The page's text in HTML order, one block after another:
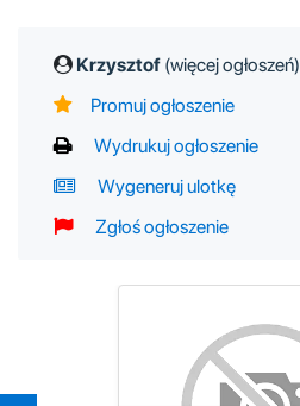
Krzysztof (więcej ogłoszeń)
Promuj ogłoszenie
Wydrukuj ogłoszenie
Wygeneruj ulotkę
Zgłoś ogłoszenie